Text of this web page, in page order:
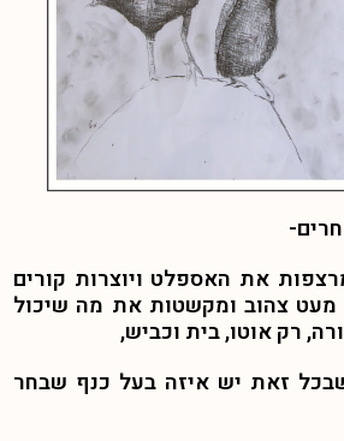
את האספלט ויוצרות קורים
מעט צהוב ומקשטות את מה שיכול
רק אוטו, בית וכביש,
זאת יש איזה בעל כנף שבחר